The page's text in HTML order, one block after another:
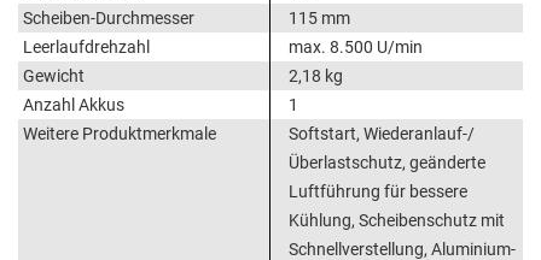
Scheiben-Durchmesser
115 mm
Leerlaufdrehzahl
max. 8.500 U/min
Gewicht
2,18 kg
Anzahl Akkus
1
Weitere Produktmerkmale
Softstart, Wiederanlauf-/
Überlastschutz, geänderte
Luftführung für bessere
Kühlung, Scheibenschutz mit
Schnellverstellung, Aluminium-